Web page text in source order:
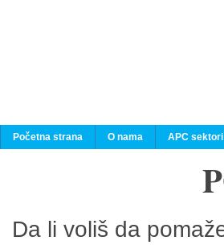
Početna strana O nama APC sektori
Da li voliš da